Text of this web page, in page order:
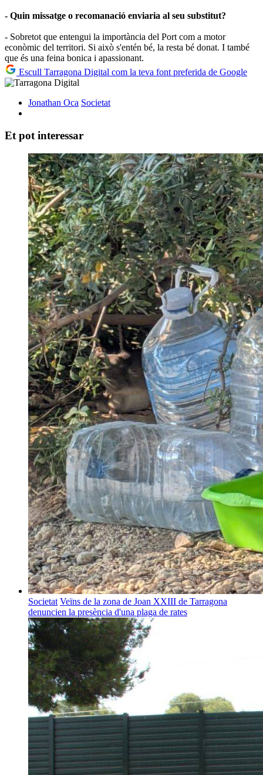
- Quin missatge o recomanació enviaria al seu substitut?
- Sobretot que entengui la importància del Port com a motor
econòmic del territori. Si això s'entén bé, la resta bé donat. I també
que és una feina bonica i apassionant.
Escull Tarragona Digital com la teva font preferida de Google
Jonathan Oca Societat
Et pot interessar
Societat Veïns de la zona de Joan XXIII de Tarragona
denuncien la presència d'una plaga de rates